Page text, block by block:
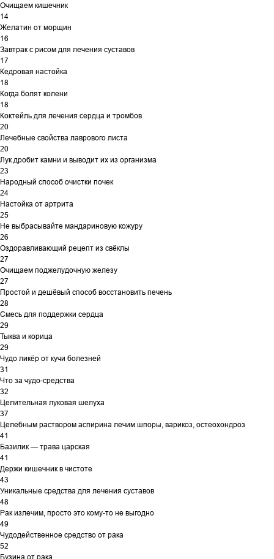
Очищаем кишечник
14
Желатин от морщин
16
Завтрак с рисом для лечения суставов
17
Кедровая настойка
18
Когда болят колени
18
Коктейль для лечения сердца и тромбов
20
Лечебные свойства лаврового листа
20
Лук дробит камни и выводит их из организма
23
Народный способ очистки почек
24
Настойка от артрита
25
Не выбрасывайте мандариновую кожуру
26
Оздоравливающий рецепт из свёклы
27
Очищаем поджелудочную железу
27
Простой и дешёвый способ восстановить печень
28
Смесь для поддержки сердца
29
Тыква и корица
29
Чудо ликёр от кучи болезней
31
Что за чудо-средства
32
Целительная луковая шелуха
37
Целебным раствором аспирина лечим шпоры, варикоз, остеохондроз
41
Базилик — трава царская
41
Держи кишечник в чистоте
43
Уникальные средства для лечения суставов
48
Рак излечим, просто это кому-то не выгодно
49
Чудодейственное средство от рака
52
Бузина от рака